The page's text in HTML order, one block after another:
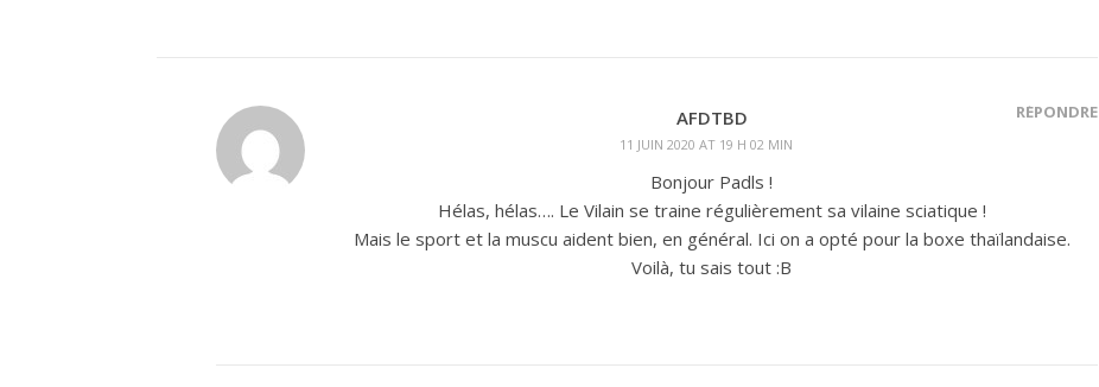
AFDTBD
11 JUIN 2020 AT 19 H 02 MIN
RÉPONDRE
Bonjour Padls !
Hélas, hélas…. Le Vilain se traine régulièrement sa vilaine sciatique !
Mais le sport et la muscu aident bien, en général. Ici on a opté pour la boxe thaïlandaise.
Voilà, tu sais tout :B